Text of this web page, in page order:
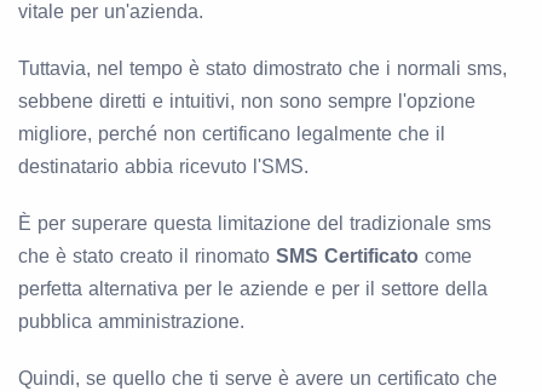
vitale per un'azienda.
Tuttavia, nel tempo è stato dimostrato che i normali sms,
sebbene diretti e intuitivi, non sono sempre l'opzione
migliore, perché non certificano legalmente che il
destinatario abbia ricevuto l'SMS.
È per superare questa limitazione del tradizionale sms
che è stato creato il rinomato SMS Certificato come
perfetta alternativa per le aziende e per il settore della
pubblica amministrazione.
Quindi, se quello che ti serve è avere un certificato che